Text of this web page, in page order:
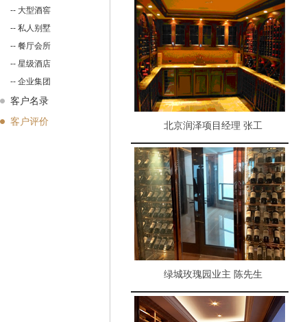
-- 大型酒窖
-- 私人别墅
-- 餐厅会所
-- 星级酒店
-- 企业集团
客户名录
客户评价
北京润泽项目经理 张工
绿城玫瑰园业主 陈先生